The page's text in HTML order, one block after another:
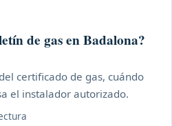
de gas en Badalona?
certificado de gas, cuándo
el instalador autorizado.